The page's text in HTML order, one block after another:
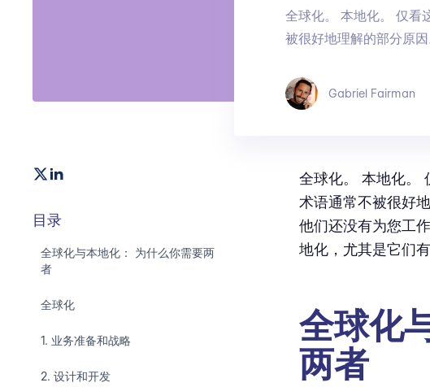
全球化。 本地化。 仅看
被很好地理解的部分原因
Gabriel Fairman
目录
全球化与本地化： 为什么你需要两
者
全球化
1. 业务准备和战略
2. 设计和开发
全球化。 本地化。
术语通常不被很好
他们还没有为您工
地化，尤其是它们
全球化
两者